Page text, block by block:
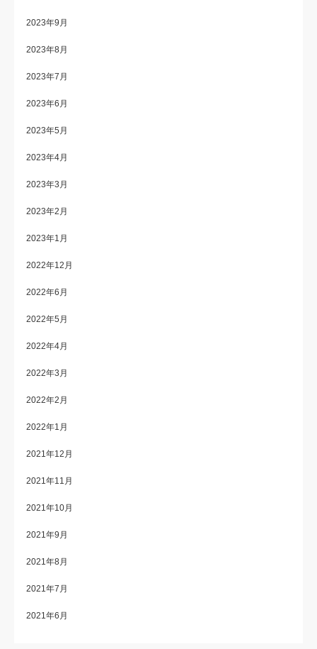
2023年9月
2023年8月
2023年7月
2023年6月
2023年5月
2023年4月
2023年3月
2023年2月
2023年1月
2022年12月
2022年6月
2022年5月
2022年4月
2022年3月
2022年2月
2022年1月
2021年12月
2021年11月
2021年10月
2021年9月
2021年8月
2021年7月
2021年6月